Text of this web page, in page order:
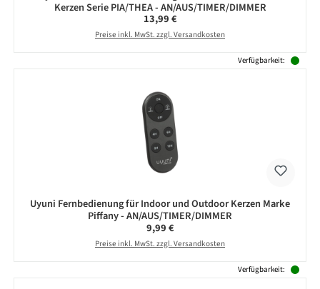
Kerzen Serie PIA/THEA - AN/AUS/TIMER/DIMMER
Regulärer Preis:
13,99 €
Preise inkl. MwSt. zzgl. Versandkosten
Verfügbarkeit:
Uyuni Fernbedienung für Indoor und Outdoor Kerzen Marke
Piffany - AN/AUS/TIMER/DIMMER
Regulärer Preis:
9,99 €
Preise inkl. MwSt. zzgl. Versandkosten
Verfügbarkeit: